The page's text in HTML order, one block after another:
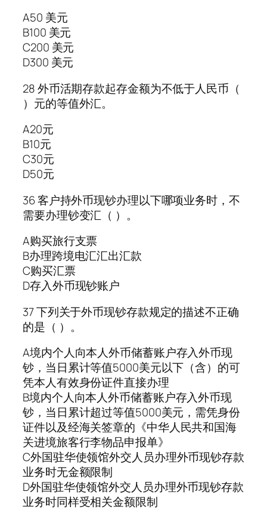
A50 美元
B100 美元
C200 美元
D300 美元
28 外币活期存款起存金额为不低于人民币（
）元的等值外汇。
A20元
B10元
C30元
D50元
36 客户持外币现钞办理以下哪项业务时，不
需要办理钞变汇（ ）。
A购买旅行支票
B办理跨境电汇汇出汇款
C购买汇票
D存入外币现钞账户
37 下列关于外币现钞存款规定的描述不正确
的是（ ）。
A境内个人向本人外币储蓄账户存入外币现
钞，当日累计等值5000美元以下（含）的可
凭本人有效身份证件直接办理
B境内个人向本人外币储蓄账户存入外币现
钞，当日累计超过等值5000美元，需凭身份
证件以及经海关签章的《中华人民共和国海
关进境旅客行李物品申报单》
C外国驻华使领馆外交人员办理外币现钞存款
业务时无金额限制
D外国驻华使领馆外交人员办理外币现钞存款
业务时同样受相关金额限制